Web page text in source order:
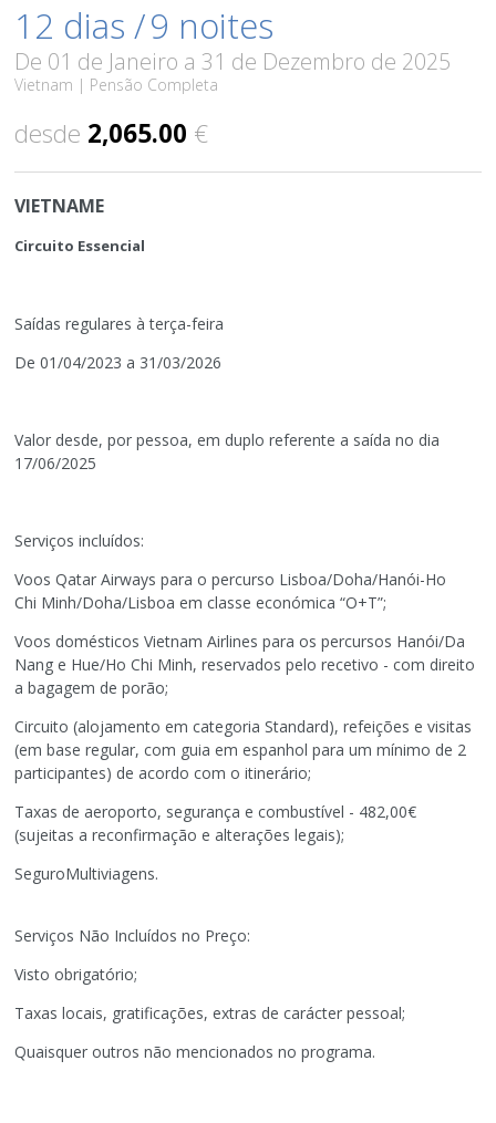
12 dias /9 noites
De 01 de Janeiro a 31 de Dezembro de 2025
Vietnam | Pensão Completa
desde 2,065.00 €
VIETNAME
Circuito Essencial
Saídas regulares à terça-feira
De 01/04/2023 a 31/03/2026
Valor desde, por pessoa, em duplo referente a saída no dia
17/06/2025
Serviços incluídos:
Voos Qatar Airways para o percurso Lisboa/Doha/Hanói-Ho
Chi Minh/Doha/Lisboa em classe económica “O+T”;
Voos domésticos Vietnam Airlines para os percursos Hanói/Da
Nang e Hue/Ho Chi Minh, reservados pelo recetivo - com direito
a bagagem de porão;
Circuito (alojamento em categoria Standard), refeições e visitas
(em base regular, com guia em espanhol para um mínimo de 2
participantes) de acordo com o itinerário;
Taxas de aeroporto, segurança e combustível - 482,00€
(sujeitas a reconfirmação e alterações legais);
SeguroMultiviagens.
Serviços Não Incluídos no Preço:
Visto obrigatório;
Taxas locais, gratificações, extras de carácter pessoal;
Quaisquer outros não mencionados no programa.